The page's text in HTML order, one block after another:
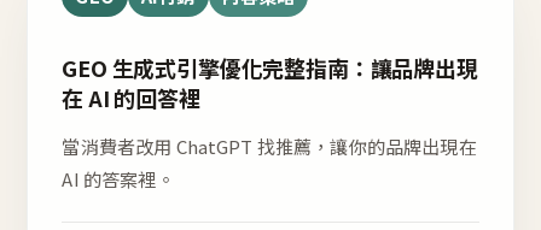
GEO 生成式引擎優化完整指南：讓品牌出現
在 AI 的回答裡
當消費者改用 ChatGPT 找推薦，讓你的品牌出現在
AI 的答案裡。